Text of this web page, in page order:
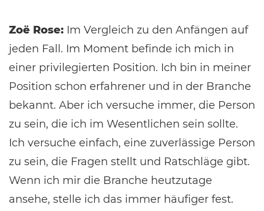
Zoë Rose: Im Vergleich zu den Anfängen auf
jeden Fall. Im Moment befinde ich mich in
einer privilegierten Position. Ich bin in meiner
Position schon erfahrener und in der Branche
bekannt. Aber ich versuche immer, die Person
zu sein, die ich im Wesentlichen sein sollte.
Ich versuche einfach, eine zuverlässige Person
zu sein, die Fragen stellt und Ratschläge gibt.
Wenn ich mir die Branche heutzutage
ansehe, stelle ich das immer häufiger fest.